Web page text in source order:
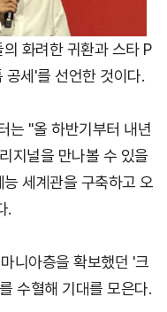
화려한 귀환과 스타 P
세'를 선언한 것이다.
는 "올 하반기부터 내년
지널을 만나볼 수 있을
세계관을 구축하고 오
.
니아층을 확보했던 '크
수혈해 기대를 모은다.